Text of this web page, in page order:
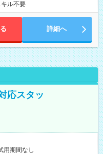
ル不要
詳細へ
応スタッ
間】試用期間なし